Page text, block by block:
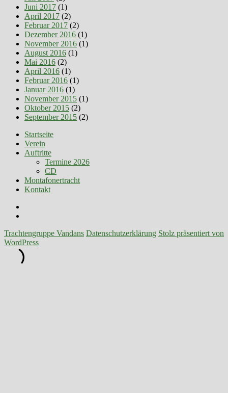
Juni 2017 (1)
April 2017 (2)
Februar 2017 (2)
Dezember 2016 (1)
November 2016 (1)
August 2016 (1)
Mai 2016 (2)
April 2016 (1)
Februar 2016 (1)
Januar 2016 (1)
November 2015 (1)
Oktober 2015 (2)
September 2015 (2)
Startseite
Verein
Auftritte
Termine 2026
CD
Montafonertracht
Kontakt
Trachtengruppe Vandans Datenschutzerklärung Stolz präsentiert von
WordPress